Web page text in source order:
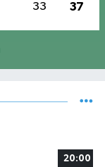
33 37
20:00